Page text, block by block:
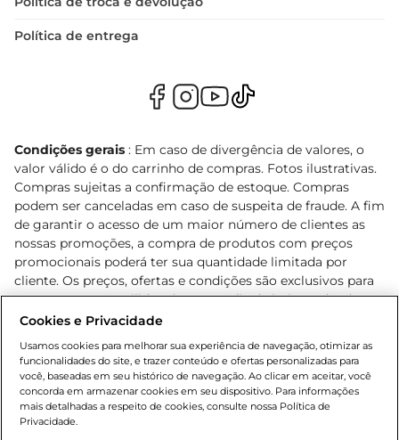
Política de entrega
Condições gerais : Em caso de divergência de valores, o
valor válido é o do carrinho de compras. Fotos ilustrativas.
Compras sujeitas a confirmação de estoque. Compras
podem ser canceladas em caso de suspeita de fraude. A fim
de garantir o acesso de um maior número de clientes as
nossas promoções, a compra de produtos com preços
promocionais poderá ter sua quantidade limitada por
cliente. Os preços, ofertas e condições são exclusivos para
o e-commerce e válidos durante o dia de hoje, podendo
sofrer alterações sem prévia notificação. Proibida a venda
Lei n.º 8069/90, art. 81, inciso II (Estatuto da Criança e do
Adolescente). Preços e condições exclusivos para o
www.bretas.com.br, podendo sofrer alterações sem aviso
prévio. O valor mínimo para as compras on-line é de R$
80,00.
Cookies e Privacidade
Usamos cookies para melhorar sua experiência de navegação, otimizar as
funcionalidades do site, e trazer conteúdo e ofertas personalizadas para
você, baseadas em seu histórico de navegação. Ao clicar em aceitar, você
concorda em armazenar cookies em seu dispositivo. Para informações
mais detalhadas a respeito de cookies, consulte nossa Política de
Privacidade.